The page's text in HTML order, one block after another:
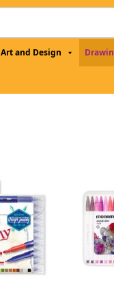
Art and Design